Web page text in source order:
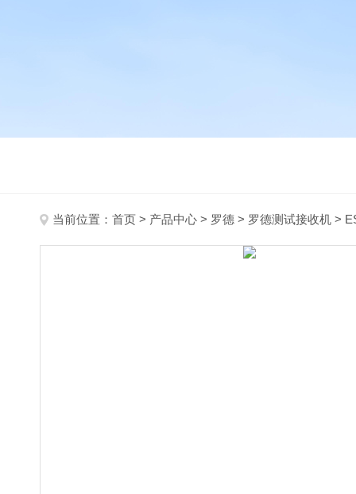
当前位置： 首页 > 产品中心 > 罗德 > 罗德测试接收机 >